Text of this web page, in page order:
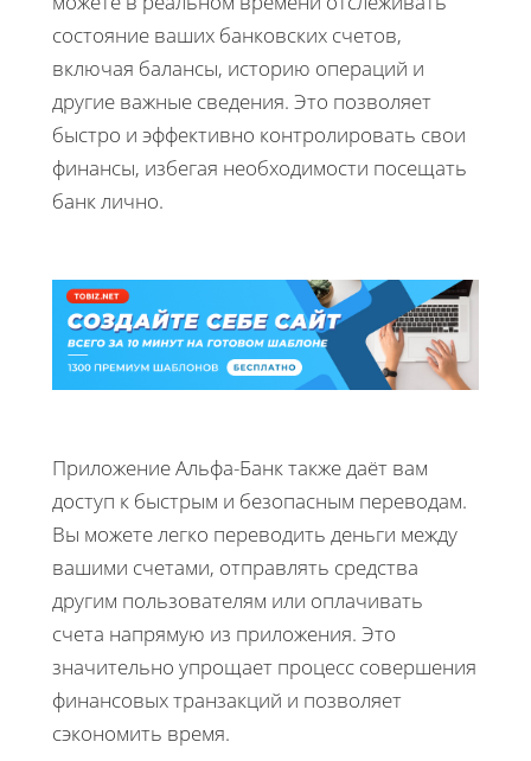
состояние ваших банковских счетов,
включая балансы, историю операций и
другие важные сведения. Это позволяет
быстро и эффективно контролировать свои
финансы, избегая необходимости посещать
банк лично.
Приложение Альфа-Банк также даёт вам
доступ к быстрым и безопасным переводам.
Вы можете легко переводить деньги между
вашими счетами, отправлять средства
другим пользователям или оплачивать
счета напрямую из приложения. Это
значительно упрощает процесс совершения
финансовых транзакций и позволяет
сэкономить время.